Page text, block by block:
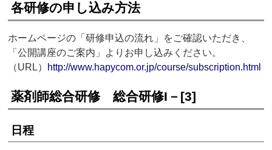
各研修の申し込み方法
ホームページの「研修申込の流れ」をご確認いただき、
「公開講座のご案内」よりお申し込みください。
（URL） http://www.hapycom.or.jp/course/subscription.html
薬剤師総合研修 総合研修I－[3]
日程